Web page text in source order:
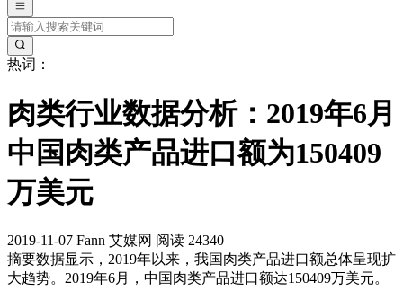
热词：
肉类行业数据分析：2019年6月
中国肉类产品进口额为150409
万美元
2019-11-07 Fann 艾媒网 阅读 24340
摘要数据显示，2019年以来，我国肉类产品进口额总体呈现扩
大趋势。2019年6月，中国肉类产品进口额达150409万美元。